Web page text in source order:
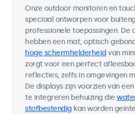
Onze outdoor monitoren en
speciaal ontworpen voor
professionele toepassingen. De
hebben een mat, optisch
hoge schermhelderheid van
zorgt voor een perfect
reflecties, zelfs in omgevingen
De displays zijn voorzien van
te integreren behuizing die
stofbestendig kan worden